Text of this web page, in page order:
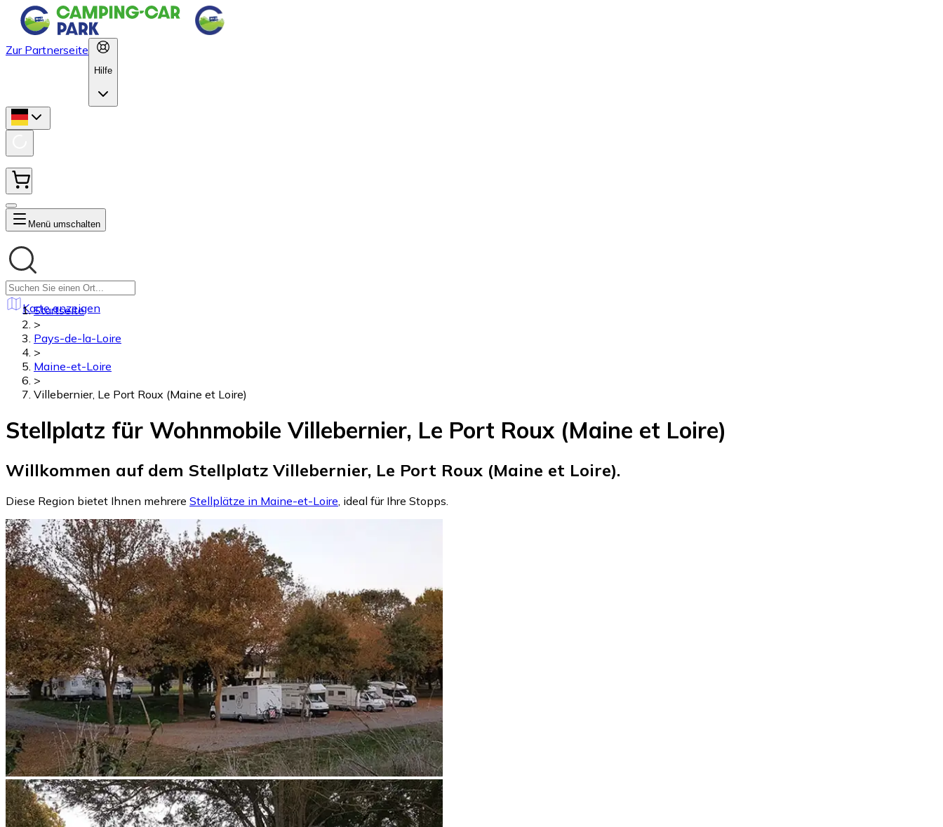
Zur Partnerseite
Hilfe
Menü umschalten
Karte anzeigen
Startseite
>
Pays-de-la-Loire
>
Maine-et-Loire
>
Villebernier, Le Port Roux (Maine et Loire)
Stellplatz für Wohnmobile Villebernier, Le Port Roux (Maine et Loire)
Willkommen auf dem Stellplatz Villebernier, Le Port Roux (Maine et Loire).
Diese Region bietet Ihnen mehrere Stellplätze in Maine-et-Loire, ideal für Ihre Stopps.